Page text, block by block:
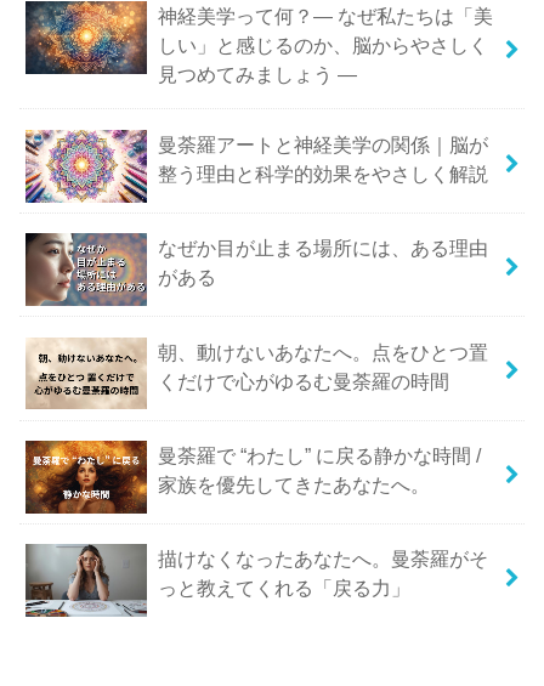
神経美学って何？― なぜ私たちは「美
しい」と感じるのか、脳からやさしく
見つめてみましょう ―
曼荼羅アートと神経美学の関係｜脳が
整う理由と科学的効果をやさしく解説
なぜか目が止まる場所には、ある理由
がある
朝、動けないあなたへ。点をひとつ置
くだけで心がゆるむ曼荼羅の時間
曼荼羅で “わたし” に戻る静かな時間 /
家族を優先してきたあなたへ。
描けなくなったあなたへ。曼荼羅がそ
っと教えてくれる「戻る力」